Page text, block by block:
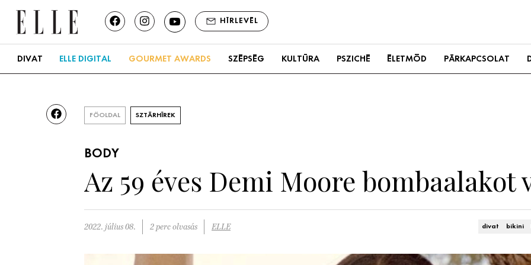
HÍRLEVÉL
DIVAT ELLE DIGITAL GOURMET AWARDS SZÉPSÉG KULTÚRA PSZICHÉ ÉLETMÓD PÁRKAPCSOLAT
FŐOLDAL SZTÁRHÍREK
BODY
Az 59 éves Demi Moore
2022. július 08. 2 perc olvasás ELLE divat bikini